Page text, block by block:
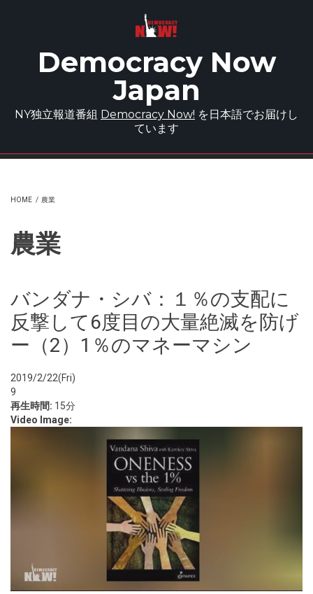
Democracy Now
Japan
NY独立報道番組 Democracy Now! を日本語でお届けし
ています
HOME / 農業
農業
バンダナ・シバ：１％の支配に
反撃して6度目の大量絶滅を防げ
ー（2）1％のマネーマシン
2019/2/22(Fri)
9
再生時間: 15分
Video Image: